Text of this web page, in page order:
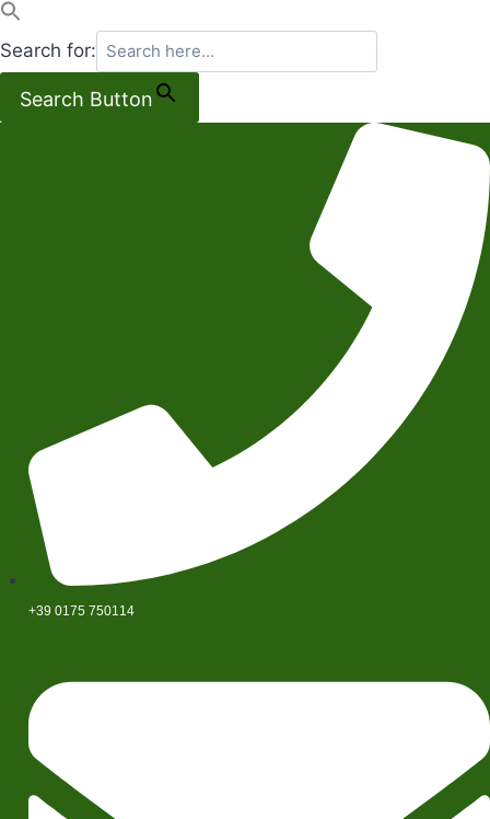
Search for:
Search Button
+39 0175 750114